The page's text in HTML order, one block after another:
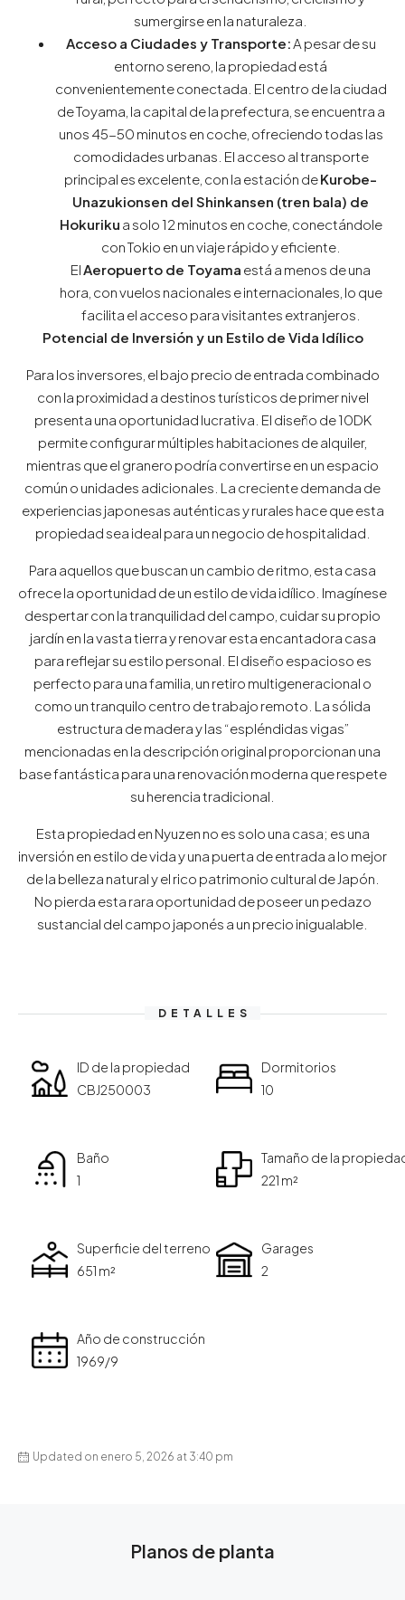
sumergirse en la naturaleza.
Acceso a Ciudades y Transporte:A pesar de su
entorno sereno, la propiedad está
convenientemente conectada. El centro de la ciudad
de Toyama, la capital de la prefectura, se encuentra a
unos 45-50 minutos en coche, ofreciendo todas las
comodidades urbanas. El acceso al transporte
principal es excelente, con la estación deKurobe-
Unazukionsen del Shinkansen (tren bala) de
Hokuriku a solo 12 minutos en coche, conectándole
con Tokio en un viaje rápido y eficiente.
ElAeropuerto de Toyama está a menos de una
hora, con vuelos nacionales e internacionales, lo que
facilita el acceso para visitantes extranjeros.
Potencial de Inversión y un Estilo de Vida Idílico
Para los inversores, el bajo precio de entrada combinado
con la proximidad a destinos turísticos de primer nivel
presenta una oportunidad lucrativa. El diseño de 10DK
permite configurar múltiples habitaciones de alquiler,
mientras que el granero podría convertirse en un espacio
común o unidades adicionales. La creciente demanda de
experiencias japonesas auténticas y rurales hace que esta
propiedad sea ideal para un negocio de hospitalidad.
Para aquellos que buscan un cambio de ritmo, esta casa
ofrece la oportunidad de un estilo de vida idílico. Imagínese
despertar con la tranquilidad del campo, cuidar su propio
jardín en la vasta tierra y renovar esta encantadora casa
para reflejar su estilo personal. El diseño espacioso es
perfecto para una familia, un retiro multigeneracional o
como un tranquilo centro de trabajo remoto. La sólida
estructura de madera y las “espléndidas vigas”
mencionadas en la descripción original proporcionan una
base fantástica para una renovación moderna que respete
su herencia tradicional.
Esta propiedad en Nyuzen no es solo una casa; es una
inversión en estilo de vida y una puerta de entrada a lo mejor
de la belleza natural y el rico patrimonio cultural de Japón.
No pierda esta rara oportunidad de poseer un pedazo
sustancial del campo japonés a un precio inigualable.
DETALLES
ID de la propiedad
CBJ250003
Dormitorios
10
Baño
1
Tamaño de la
221 m²
Superficie del terreno
651 m²
Garages
2
Año de construcción
1969/9
Updated on enero 5, 2026 at 3:40 pm
Planos de planta